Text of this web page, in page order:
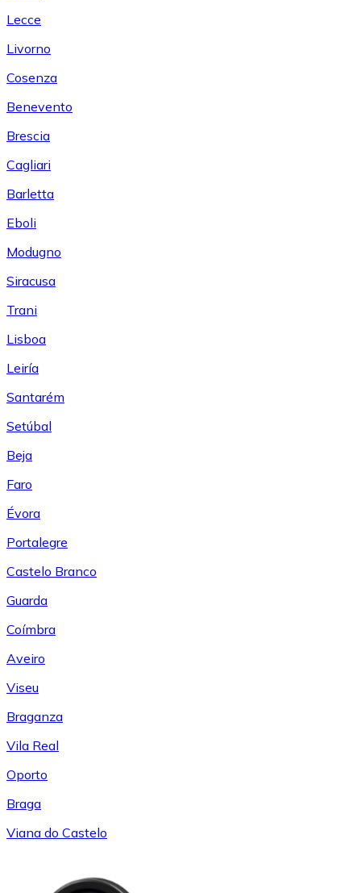
Lecce
Livorno
Cosenza
Benevento
Brescia
Cagliari
Barletta
Eboli
Modugno
Siracusa
Trani
Lisboa
Leiría
Santarém
Setúbal
Beja
Faro
Évora
Portalegre
Castelo Branco
Guarda
Coímbra
Aveiro
Viseu
Braganza
Vila Real
Oporto
Braga
Viana do Castelo